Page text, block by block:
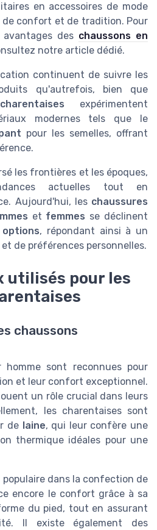
en accessoires de mode
de confort et de tradition. Pour
des chaussons en
notre article dédié.
continuent de suivre les
qu'autrefois, bien que
expérimentent
modernes tels que le
pour les semelles, offrant
les frontières et les époques,
actuelles tout en
Aujourd'hui, les chaussures
et femmes se déclinent
options, répondant ainsi à un
de préférences personnelles.
utilisés pour les
chaussons
homme sont reconnues pour
et leur confort exceptionnel.
un rôle crucial dans leurs
les charentaises sont
de laine, qui leur confère une
thermique idéales pour une
populaire dans la confection de
encore le confort grâce à sa
du pied, tout en assurant
Il existe également des